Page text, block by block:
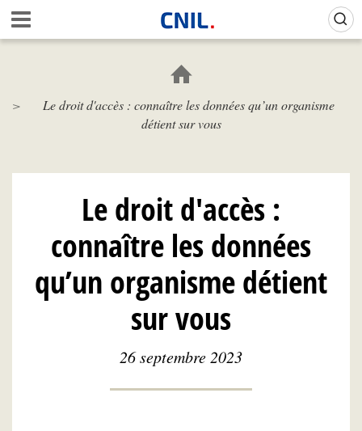
Aller
au
contenu
c
i
N
I
L
Le droit d'accès : connaître les données qu’un organisme
détient sur vous
Le droit d'accès :
connaître les données
qu’un organisme détient
sur vous
26 septembre 2023
Gestion de vos préférences sur les cookies (témoins de connexion)